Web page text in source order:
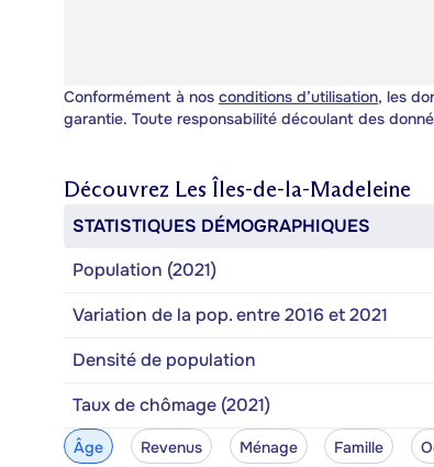
Conformément à nos conditions d’utilisation, les
garantie. Toute responsabilité découlant des
Découvrez Les Îles-de-la-Madeleine
STATISTIQUES DÉMOGRAPHIQUES
Population (2021)
Variation de la pop. entre 2016 et 2021
Densité de population
Taux de chômage (2021)
Âge Revenus Ménage Famille